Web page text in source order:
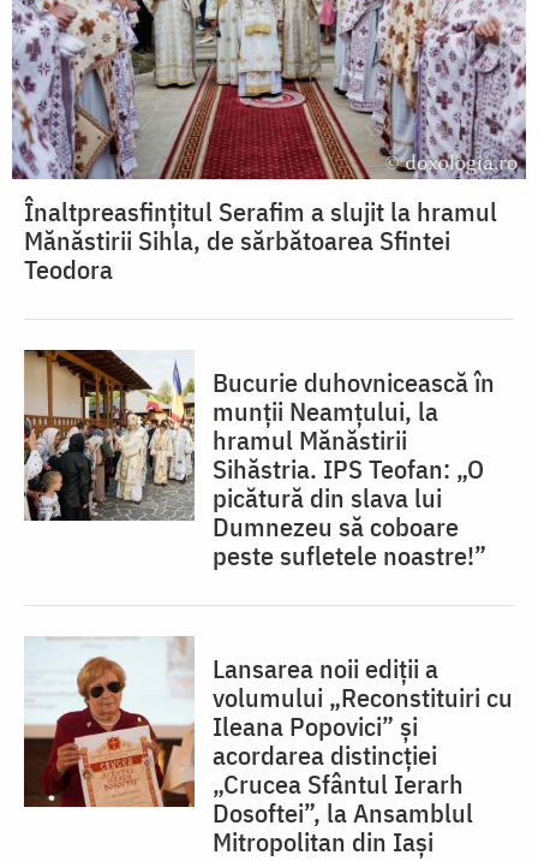
Înaltpreasfințitul Serafim a slujit la hramul
Mănăstirii Sihla, de sărbătoarea Sfintei
Teodora
Bucurie duhovnicească în
munții Neamțului, la
hramul Mănăstirii
Sihăstria. IPS Teofan: „O
picătură din slava lui
Dumnezeu să coboare
peste sufletele noastre!”
Lansarea noii ediții a
volumului „Reconstituiri cu
Ileana Popovici” și
acordarea distincției
„Crucea Sfântul Ierarh
Dosoftei”, la Ansamblul
Mitropolitan din Iași